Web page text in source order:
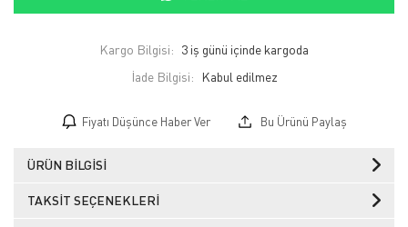
Kargo Bilgisi: 3 iş günü içinde kargoda
İade Bilgisi:
Fiyatı Düşünce Haber Ver Bu Ürünü Paylaş
ÜRÜN BILGISI
TAKSIT SEÇENEKLERI